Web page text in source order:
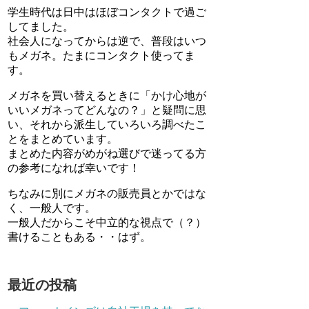
学生時代は日中はほぼコンタクトで過ご
してました。
社会人になってからは逆で、普段はいつ
もメガネ。たまにコンタクト使ってま
す。
メガネを買い替えるときに「かけ心地が
いいメガネってどんなの？」と疑問に思
い、それから派生していろいろ調べたこ
とをまとめています。
まとめた内容がめがね選びで迷ってる方
の参考になれば幸いです！
ちなみに別にメガネの販売員とかではな
く、一般人です。
一般人だからこそ中立的な視点で（？）
書けることもある・・はず。
最近の投稿